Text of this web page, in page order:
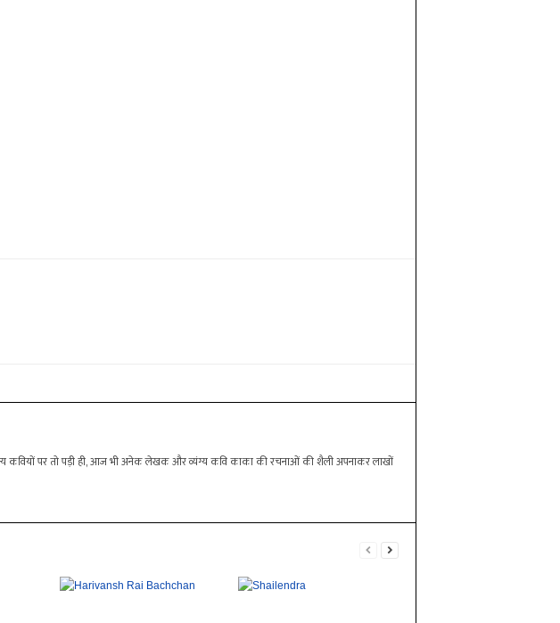
कवियों पर तो पड़ी ही, आज भी अनेक लेखक और व्यंग्य कवि काका की रचनाओं की शैली अपनाकर लाखों